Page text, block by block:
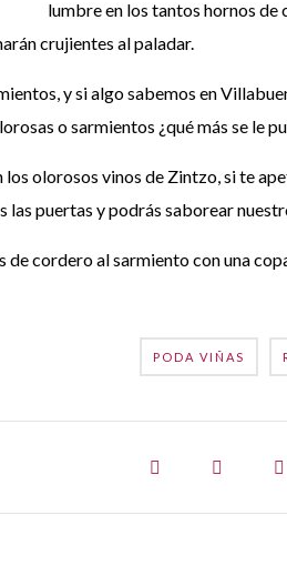
lumbre en los tantos hornos de
crujientes al paladar.
y si algo sabemos en
o sarmientos ¿qué más se le
olorosos vinos de Zintzo, si te
puertas y podrás saborear
cordero al sarmiento con una
PODA VIÑAS